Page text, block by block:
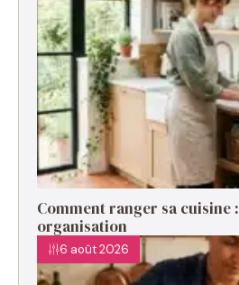
Comment ranger sa cuisine
organisation
6 août 2026